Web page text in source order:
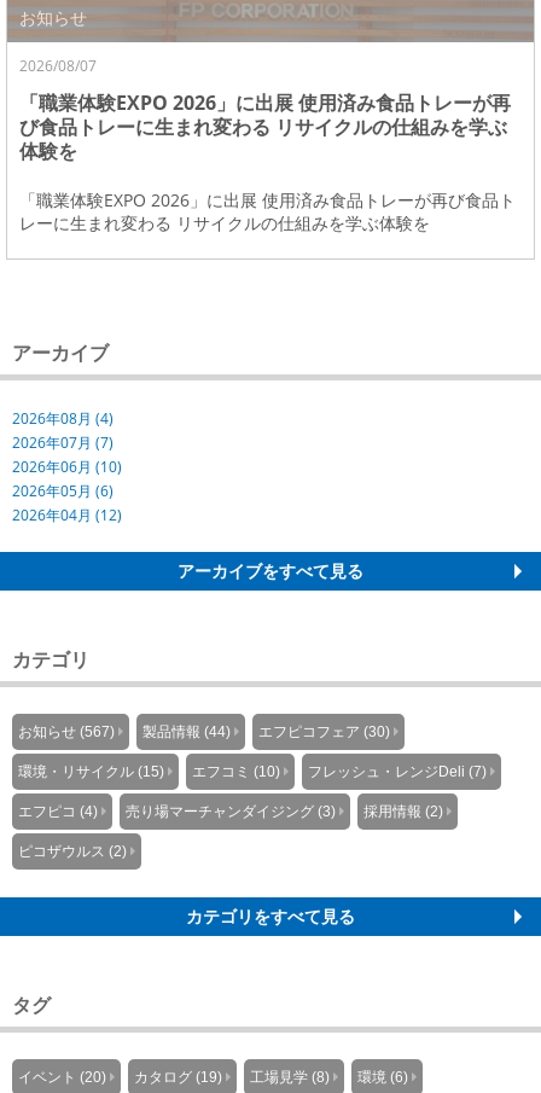
お知らせ
2026/08/07
「職業体験EXPO 2026」に出展 使用済み食品トレーが再
び食品トレーに生まれ変わる リサイクルの仕組みを学ぶ
体験を
「職業体験EXPO 2026」に出展 使用済み食品トレーが再び食品ト
レーに生まれ変わる リサイクルの仕組みを学ぶ体験を
アーカイブ
2026年08月 (4)
2026年07月 (7)
2026年06月 (10)
2026年05月 (6)
2026年04月 (12)
アーカイブをすべて見る
カテゴリ
お知らせ (567) 製品情報 (44) エフピコフェア (30)
環境・リサイクル (15) エフコミ (10) フレッシュ・レンジDeli (7)
エフピコ (4) 売り場マーチャンダイジング (3) 採用情報 (2)
ピコザウルス (2)
カテゴリをすべて見る
タグ
イベント (20) カタログ (19) 工場見学 (8) 環境 (6)